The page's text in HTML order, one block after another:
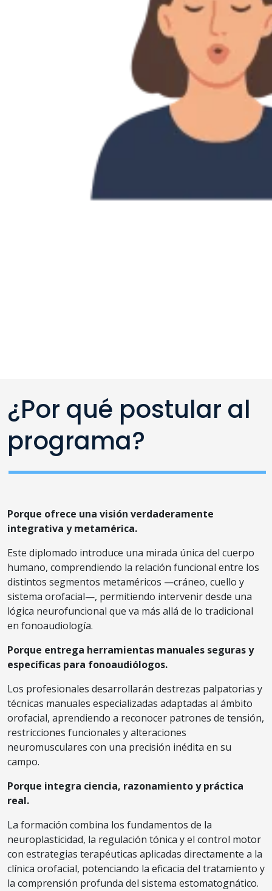
Porque ofrece una visión verdaderamente
integrativa y metamérica.
Este diplomado introduce una mirada única del cuerpo
humano, comprendiendo la relación funcional entre los
distintos segmentos metaméricos —cráneo, cuello y
sistema orofacial—, permitiendo intervenir desde una
lógica neurofuncional que va más allá de lo tradicional
en fonoaudiología.
Porque entrega herramientas manuales seguras y
específicas para fonoaudiólogos.
Los profesionales desarrollarán destrezas palpatorias y
técnicas manuales especializadas adaptadas al ámbito
orofacial, aprendiendo a reconocer patrones de tensión,
restricciones funcionales y alteraciones
neuromusculares con una precisión inédita en su
campo.
Porque integra ciencia, razonamiento y práctica
real.
La formación combina los fundamentos de la
neuroplasticidad, la regulación tónica y el control motor
con estrategias terapéuticas aplicadas directamente a la
clínica orofacial, potenciando la eficacia del tratamiento y
la comprensión profunda del sistema estomatognático.
¿Por qué postular al
programa?